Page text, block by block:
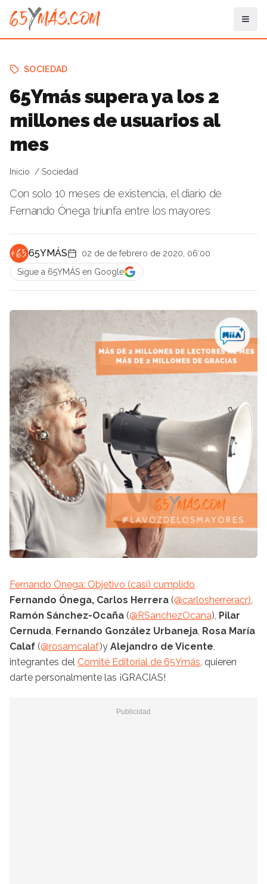
SOCIEDAD
65Ymás supera ya los 2
millones de usuarios al
mes
Inicio Sociedad
Con solo 10 meses de existencia, el diario de
Fernando Ónega triunfa entre los mayores
65YMÁS
02 de de febrero de 2020, 06:00
Sigue a 65YMÁS en Google
Fernando Ónega: Objetivo (casi) cumplido
Fernando Ónega, Carlos Herrera (@carlosherreracr),
Ramón Sánchez-Ocaña (@RSanchezOcana), Pilar
Cernuda, Fernando González Urbaneja, Rosa María
Calaf (@rosamcalaf)y Alejandro de Vicente,
integrantes del Comité Editorial de 65Ymás, quieren
darte personalmente las ¡GRACIAS!